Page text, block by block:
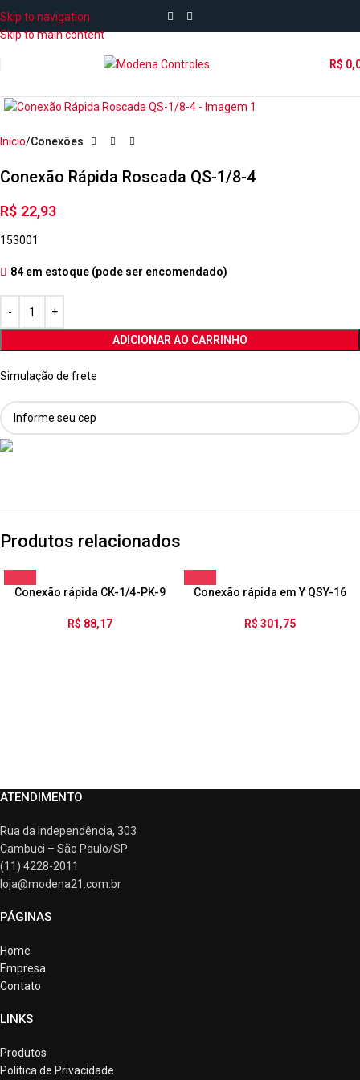
Skip to navigation
Skip to main content
R$
Início Conexões
Conexão Rápida Roscada QS-1/8-4
R$ 22,93
153001
84 em estoque (pode ser encomendado)
ADICIONAR AO CARRINHO
Simulação de frete
Produtos relacionados
Conexão rápida CK-1/4-PK-9
R$ 88,17
Conexão rápida em Y QSY-16
R$ 301,75
ATENDIMENTO
Rua da Independência, 303
Cambuci – São Paulo/SP
(11) 4228-2011
loja@modena21.com.br
PÁGINAS
Home
Empresa
Contato
LINKS
Produtos
Política de Privacidade